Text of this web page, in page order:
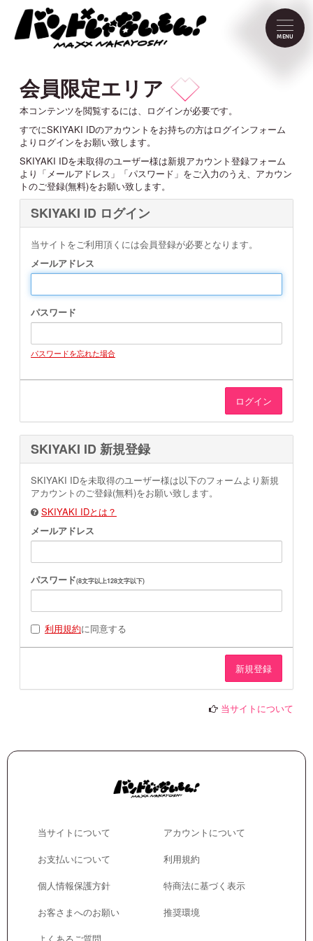
MENU
NEWS
PROFILE
VIDEO
DISCOGRAPHY
CONTACT
FC Menu
JOIN LOGIN
GALLERY
TICKET
MAIL MAGAZINE
BIRTHDAY MAIL
会員限定エリア
本コンテンツを閲覧するには、ログインが必要です。
すでにSKIYAKI IDのアカウントをお持ちの方はログインフォーム
よりログインをお願い致します。
SKIYAKI IDを未取得のユーザー様は新規アカウント登録フォーム
より「メールアドレス」「パスワード」をご入力のうえ、アカウン
トのご登録(無料)をお願い致します。
SKIYAKI ID ログイン
当サイトをご利用頂くには会員登録が必要となります。
メールアドレス
パスワード
パスワードを忘れた場合
SKIYAKI ID 新規登録
SKIYAKI IDを未取得のユーザー様は以下のフォームより新規
アカウントのご登録(無料)をお願い致します。
SKIYAKI IDとは？
メールアドレス
パスワード(8文字以上128文字以下)
利用規約に同意する
当サイトについて
当サイトについて
アカウントについて
お支払いについて
利用規約
個人情報保護方針
特商法に基づく表示
お客さまへのお願い
推奨環境